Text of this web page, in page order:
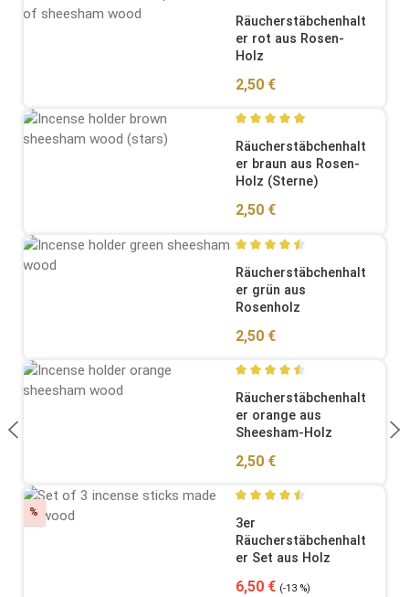
Durchschnittliche
Räucherstäbchenhalt
er rot aus Rosen-
Holz
Regulärer Preis:
2,50 €
Durchschnittliche
Räucherstäbchenhalt
er braun aus Rosen-
Holz (Sterne)
Regulärer Preis:
2,50 €
Durchschnittliche
Räucherstäbchenhalt
er grün aus
Rosenholz
Regulärer Preis:
2,50 €
Durchschnittliche
Räucherstäbchenhalt
er orange aus
Sheesham-Holz
Regulärer Preis:
2,50 €
% Rabatt Durchschnittliche
3er
Räucherstäbchenhalt
er Set aus Holz
Verkaufspreis:
6,50 € Regulärer Preis:
(-13 %)